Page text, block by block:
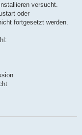
versucht.
oder
fortgesetzt werden.